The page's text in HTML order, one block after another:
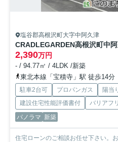
塩谷郡高根沢町大字中阿久津
CRADLEGARDEN高根沢町中
2,390万円
- / 94.77㎡ / 4LDK /新築
東北本線「宝積寺」駅 徒歩14分
駐車2台可 プロパンガス 陽当
建設住宅性能評価書付
バリアフ
パノラマ 新築
住宅ローンのご相談お任せ下さい。